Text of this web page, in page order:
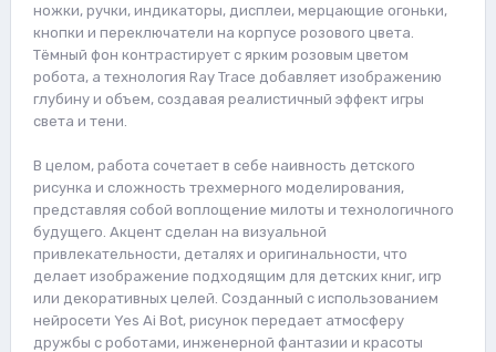
ножки, ручки, индикаторы, дисплеи, мерцающие огоньки,
кнопки и переключатели на корпусе розового цвета.
Тёмный фон контрастирует с ярким розовым цветом
робота, а технология Ray Trace добавляет изображению
глубину и объем, создавая реалистичный эффект игры
света и тени.
В целом, работа сочетает в себе наивность детского
рисунка и сложность трехмерного моделирования,
представляя собой воплощение милоты и технологичного
будущего. Акцент сделан на визуальной
привлекательности, деталях и оригинальности, что
делает изображение подходящим для детских книг, игр
или декоративных целей. Созданный с использованием
нейросети Yes Ai Bot, рисунок передает атмосферу
дружбы с роботами, инженерной фантазии и красоты